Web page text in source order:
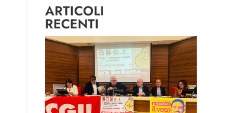
ARTICOLI
RECENTI